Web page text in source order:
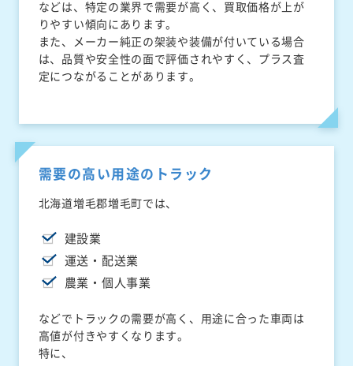
などは、特定の業界で需要が高く、買取価格が上が
りやすい傾向にあります。
また、メーカー純正の架装や装備が付いている場合
は、品質や安全性の面で評価されやすく、プラス査
定につながることがあります。
需要の高い用途のトラック
北海道増毛郡増毛町では、
建設業
運送・配送業
農業・個人事業
などでトラックの需要が高く、用途に合った車両は
高値が付きやすくなります。
特に、